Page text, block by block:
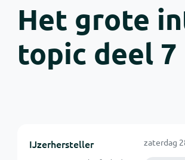
Het grote
topic deel 7
IJzerhersteller zaterdag